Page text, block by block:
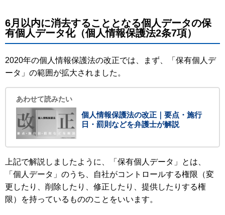
6月以内に消去することとなる個人データの保
有個人データ化（個人情報保護法2条7項）
2020年の個人情報保護法の改正では、まず、「保有個人デ
ータ」の範囲が拡大されました。
あわせて読みたい
個人情報保護法の改正｜要点・施行
日・罰則などを弁護士が解説
上記で解説しましたように、「保有個人データ」とは、
「個人データ」のうち、自社がコントロールする権限（変
更したり、削除したり、修正したり、提供したりする権
限）を持っているもののことをいいます。